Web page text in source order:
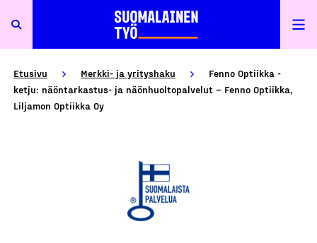
Etusivu Merkki- ja yrityshaku
Fenno Optiikka -
ketju: näöntarkastus- ja näönhuoltopalvelut – Fenno Optiikka,
Liljamon Optiikka Oy